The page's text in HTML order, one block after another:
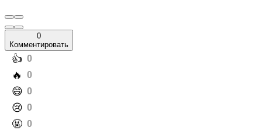
0
Комментировать
️👍 0
️🔥 0
️😄 0
️😢 0
️🤬 0